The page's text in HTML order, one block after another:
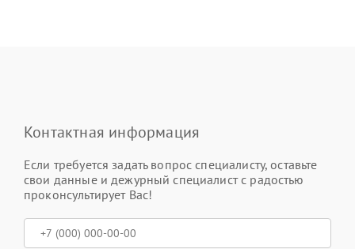
Контактная информация
Если требуется задать вопрос специалисту, оставьте
свои данные и дежурный специалист с радостью
проконсультирует Вас!